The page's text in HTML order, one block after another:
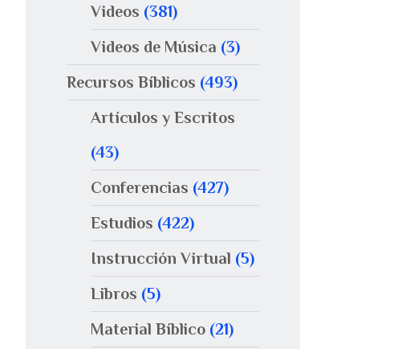
Videos (381)
Videos de Música (3)
Recursos Bíblicos (493)
Artículos y Escritos
(43)
Conferencias (427)
Estudios (422)
Instrucción Virtual (5)
Libros (5)
Material Bíblico (21)